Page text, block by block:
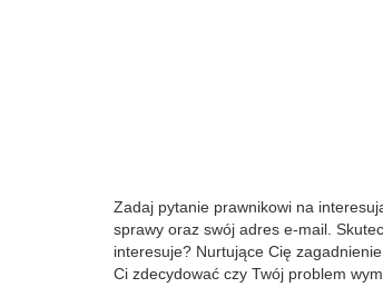
Zadaj pytanie prawnikowi na
sprawy oraz swój adres e-mail.
interesuje? Nurtujące Cię
Ci zdecydować czy Twój problem